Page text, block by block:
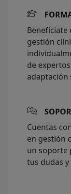
gestión
de
adaptación
Cuentas
en gestión
un soporte
tus dudas